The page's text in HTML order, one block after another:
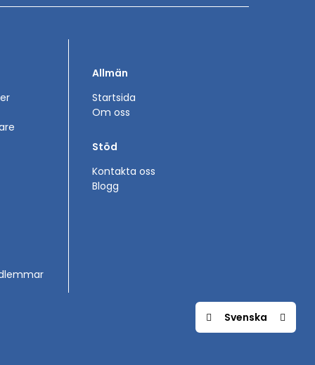
Allmän
Startsida
Om oss
Stöd
Kontakta oss
Blogg
Svenska